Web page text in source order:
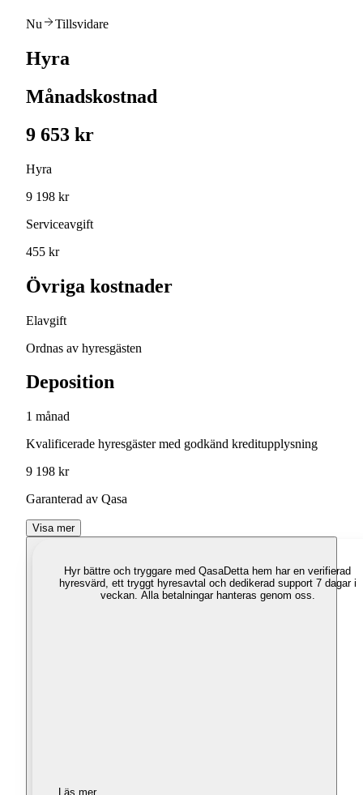
Nu Tillsvidare
Hyra
Månadskostnad
9 653 kr
Hyra
9 198 kr
Serviceavgift
455 kr
Övriga kostnader
Elavgift
Ordnas av hyresgästen
Deposition
1 månad
Kvalificerade hyresgäster med godkänd kreditupplysning
9 198 kr
Garanterad av Qasa
Visa mer
Hyr bättre och tryggare med QasaDetta hem har en verifierad
hyresvärd, ett tryggt hyresavtal och dedikerad support 7 dagar i
veckan. Alla betalningar hanteras genom oss.
Läs mer